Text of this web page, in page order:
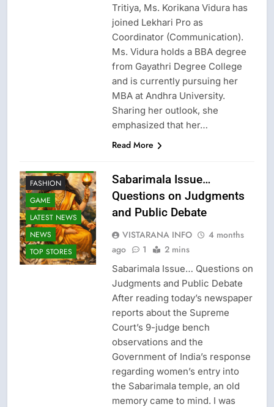
Tritiya, Ms. Korikana Vidura has
joined Lekhari Pro as
Coordinator (Communication).
Ms. Vidura holds a BBA degree
from Gayathri Degree College
and is currently pursuing her
MBA at Andhra University.
Sharing her outlook, she
emphasized that her…
Read More
FASHION
GAME
LATEST NEWS
NEWS
TOP STORES
Sabarimala Issue…
Questions on Judgments
and Public Debate
VISTARANA INFO
4 months
ago
1 2 mins
Sabarimala Issue… Questions on
Judgments and Public Debate
After reading today’s newspaper
reports about the Supreme
Court’s 9-judge bench
observations and the
Government of India’s response
regarding women’s entry into
the Sabarimala temple, an old
memory came to mind. I was